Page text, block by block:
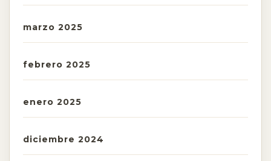
marzo 2025
febrero 2025
enero 2025
diciembre 2024